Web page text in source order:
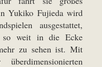
Yukiko Fujieda wird
ausgestattet,
so weit in die Ecke
zu sehen ist. Mit